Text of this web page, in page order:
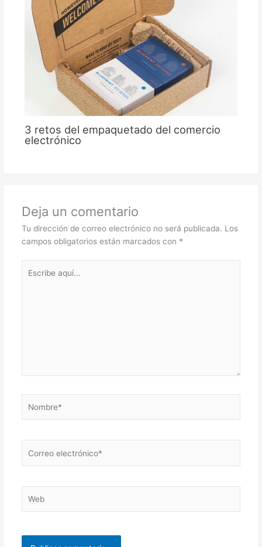
3 retos del empaquetado del comercio
electrónico
Deja un comentario
Tu dirección de correo electrónico no será publicada. Los
campos obligatorios están marcados con *
aquí...
electrónico*